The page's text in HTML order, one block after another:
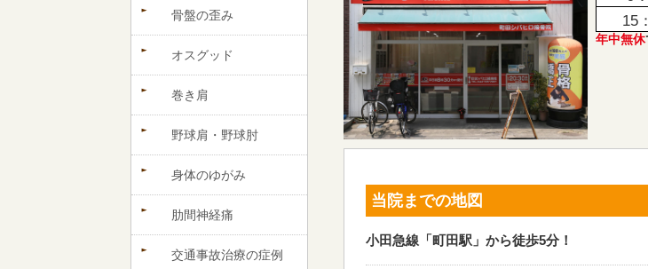
15
年中無休
当院までの地図
小田急線「町田駅」から徒歩5分！
骨盤の歪み
オスグッド
巻き肩
野球肩・野球肘
身体のゆがみ
肋間神経痛
交通事故治療の症例